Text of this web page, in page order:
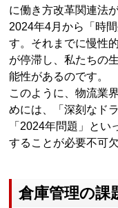
に働き方改革関連法
2024年4月から「時
す。それまでに慢性
が停滞し、私たちの
能性があるのです。
このように、物流業
めには、「深刻なド
「2024年問題」と
することが必要不可
倉庫管理の課